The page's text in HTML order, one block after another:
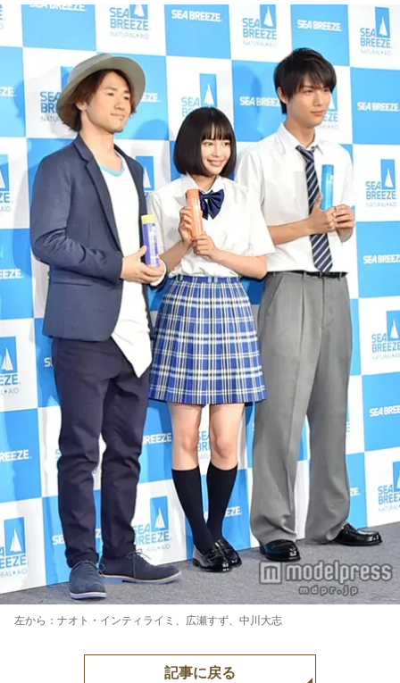
左から：ナオト・インティライミ、広瀬すず、中川大志
記事に戻る